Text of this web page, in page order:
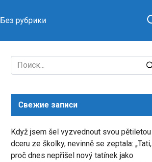
Без рубрики
Search
for:
Свежие записи
Když jsem šel vyzvednout svou pětiletou
dceru ze školky, nevinně se zeptala: „Tati,
proč dnes nepřišel nový tatínek jako